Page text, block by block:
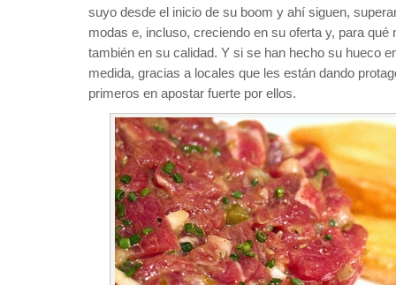
suyo desde el inicio de su boom y ahí siguen,
modas e, incluso, creciendo en su oferta y, para
también en su calidad. Y si se han hecho su hueco
medida, gracias a locales que les están dando
primeros en apostar fuerte por ellos.